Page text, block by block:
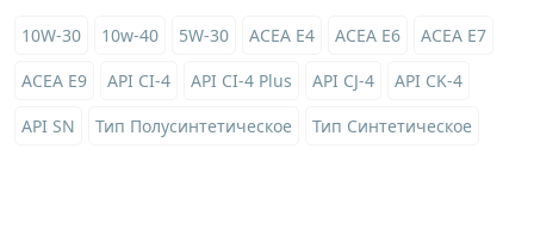
10W-30 10w-40 5W-30 ACEA E4 ACEA E6
ACEA E7
ACEA E9
API CI-4 API CI-4 Plus API CJ-4
API CK-4
API SN
Тип Полусинтетическое Тип Синтетическое